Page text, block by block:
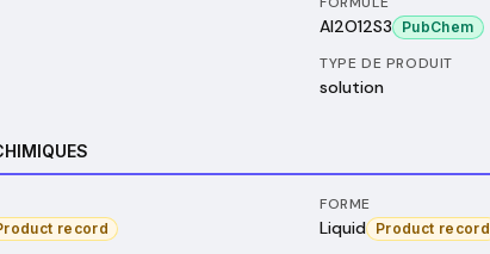
Al2O12S3 PubChem
TYPE DE PRODUIT
solution
record
FORME
Liquid Product record